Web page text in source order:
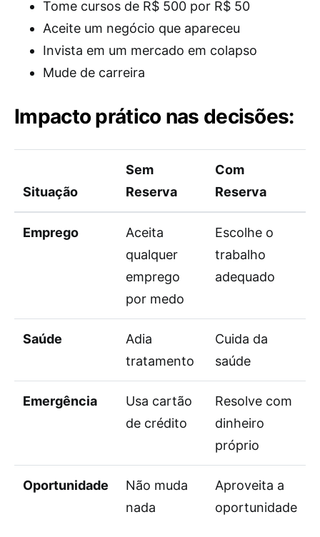
Tome cursos de R$ 500 por R$ 50
Aceite um negócio que apareceu
Invista em um mercado em colapso
Mude de carreira
Impacto prático nas decisões:
Situação
Sem
Reserva
Com
Reserva
Emprego
Aceita
qualquer
emprego
por medo
Escolhe o
trabalho
adequado
Saúde
Adia
tratamento
Cuida da
saúde
Emergência
Usa cartão
de crédito
Resolve com
dinheiro
próprio
Oportunidade
Não muda
nada
Aproveita a
oportunidade